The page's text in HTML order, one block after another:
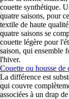
couette synthétique.
quatre saisons, pour
textile de haute
quatre saisons se
couette légère pour
saison, qui ensemble
l'hiver.
Couette ou housse de
La différence est
qui couvre
associées à un drap